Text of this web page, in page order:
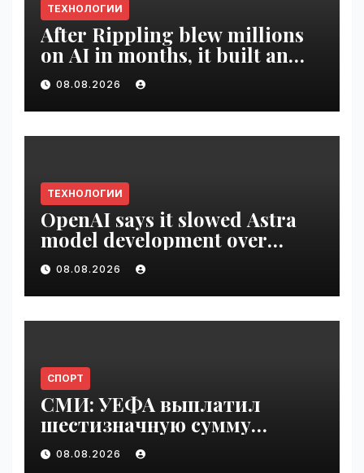
ТЕХНОЛОГИИ
After Rippling blew millions
on AI in months, it built an
employee ROI tool |
VseTime.ru
08.08.2026
ТЕХНОЛОГИИ
OpenAI says it slowed Astra
model development over
security concerns | VseTime.ru
08.08.2026
СПОРТ
СМИ: УЕФА выплатил
шестизначную сумму
любовнице Инфантино |
VseTime.ru
08.08.2026